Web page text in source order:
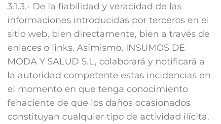
3.1.3.- De la fiabilidad y veracidad de las
informaciones introducidas por terceros en el
sitio web, bien directamente, bien a través de
enlaces o links. Asimismo, INSUMOS DE
MODA Y SALUD S.L, colaborará y notificará a
la autoridad competente estas incidencias en
el momento en que tenga conocimiento
fehaciente de que los daños ocasionados
constituyan cualquier tipo de actividad ilícita.